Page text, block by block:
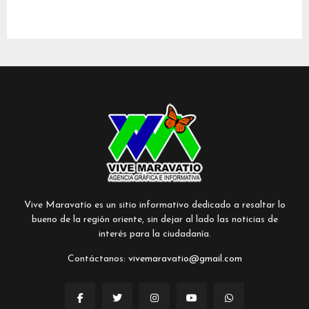
Vive Maravatío es un sitio informativo dedicado a resaltar lo
bueno de la región oriente, sin dejar al lado las noticias de
interés para la ciudadanía.
Contáctanos: vivemaravatio@gmail.com